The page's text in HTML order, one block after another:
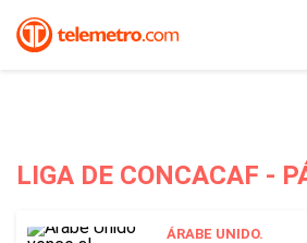
LIGA DE CONCACAF -
ÁRABE UNIDO.